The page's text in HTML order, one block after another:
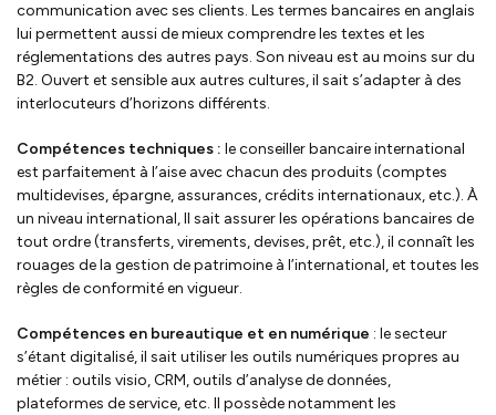
communication avec ses clients. Les termes bancaires en anglais
lui permettent aussi de mieux comprendre les textes et les
réglementations des autres pays. Son niveau est au moins sur du
B2. Ouvert et sensible aux autres cultures, il sait s’adapter à des
interlocuteurs d’horizons différents.
Compétences techniques : le conseiller bancaire international
est parfaitement à l’aise avec chacun des produits (comptes
multidevises, épargne, assurances, crédits internationaux, etc.). À
un niveau international, Il sait assurer les opérations bancaires de
tout ordre (transferts, virements, devises, prêt, etc.), il connaît les
rouages de la gestion de patrimoine à l’international, et toutes les
règles de conformité en vigueur.
Compétences en bureautique et en numérique : le secteur
s’étant digitalisé, il sait utiliser les outils numériques propres au
métier : outils visio, CRM, outils d’analyse de données,
plateformes de service, etc. Il possède notamment les